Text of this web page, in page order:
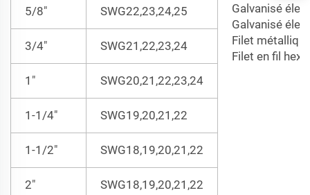
Galvanisé
Galvanisé
Filet
Filet en fil
5/8" SWG22,23,24,25
3/4" SWG21,22,23,24
1" SWG20,21,22,23,24
1-1/4" SWG19,20,21,22
1-1/2" SWG18,19,20,21,22
2" SWG18,19,20,21,22